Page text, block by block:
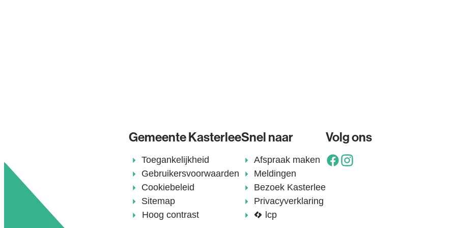
Gemeente Kasterlee
Toegankelijkheid
Gebruikersvoorwaarden
Cookiebeleid
Sitemap
Hoog contrast
Snel naar
Afspraak maken
Meldingen
Bezoek Kasterlee
Privacyverklaring
lcp
Volg ons
Facebook
Instagram